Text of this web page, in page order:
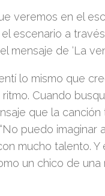
veremos en el
el escenario a
mensaje de ‘La
lo mismo que
Cuando
que la canción
puedo imaginar
mucho talento.
un chico de